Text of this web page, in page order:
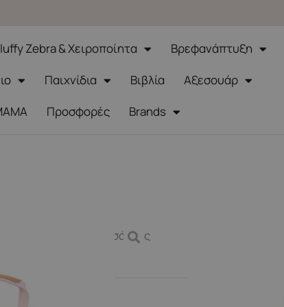
Zebra & Χειροποίητα
Βρεφανάπτυξη
Παιχνίδια Βιβλία
Αξεσουάρ
Προσφορές Brands
Σακίδια & Τσάντες
Garden Flowers